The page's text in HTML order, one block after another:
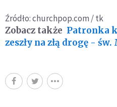
Źródło: churchpop.com / tk
Zobacz także Patronka
zeszły na złą drogę -